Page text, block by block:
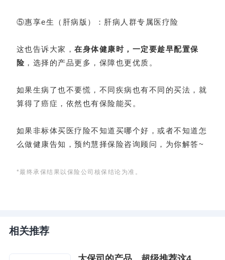
⑤惠享e生（肝病版）：肝病人群专属医疗险
这也告诉大家，在身体健康时，一定要趁早配置保
险 ，选择的产品更多，保障也更优质。
如果生病了也不要慌，不同疾病也有不同的买法，就
算得了癌症，依然也有保险能买。
如果非标体买医疗险不知道买哪个好，或者不知道怎
么做健康告知，预约慧择保险咨询顾问，为你解答~
*最终承保结果以保险公司核保结论为准。
相关推荐